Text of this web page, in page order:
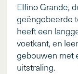
Elfino Grande,
geëngobeerde
heeft een
voetkant, en
gebouwen met
uitstraling.